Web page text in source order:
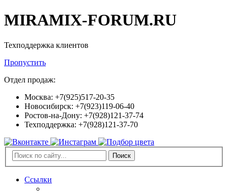
MIRAMIX-FORUM.RU
Техподдержка клиентов
Пропустить
Отдел продаж:
Москва: +7(925)517-20-35
Новосибирск: +7(923)119-06-40
Ростов-на-Дону: +7(928)121-37-74
Техподдержка: +7(928)121-37-70
Поиск
Ссылки